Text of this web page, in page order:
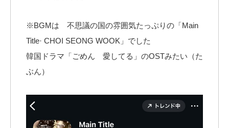
※BGMは 不思議の国の雰囲気たっぷりの「Main
Title· CHOI SEONG WOOK」でした
韓国ドラマ「ごめん 愛してる」のOSTみたい（た
ぶん）